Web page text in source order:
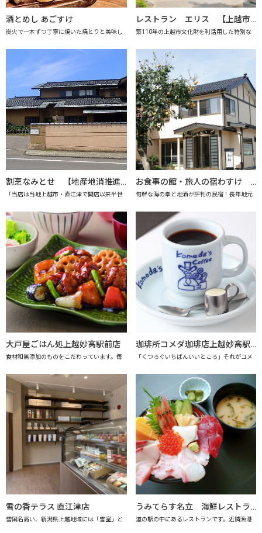
酒とめし あごすけ
炭火で一本ずつ丁寧に焼いた焼とりと美味し
レストラン エリス 【上越市地産地消推進の店認定店】
築110年の上越市文化財を利活用した特別な
割烹なみとせ 【地産地消推進の店「プレミアム認定店」】
「当店は当地上越市・直江津で開店以来半世
お食事の館・旅人の宿わすけ 【上越市地産地消推進の店認定店】
旬鮮な海の幸と地酒が評判の民宿！長年地元
大戸屋ごはん処上越妙高駅前店
食材和無添加のものをこだわっています。毎
珈琲所コメダ珈琲店上越妙高駅前店
「くつろぐいちばんいいところ」それがコメ
雪の香テラス 直江津店
雪国名高い、新潟県上越地域には「雪室」と
うみてらす名立 海鮮レストラン「海のだいどこや」 【上越市地産地消推進の店認定店】
道の駅の中にあるレストランです。近隣漁港